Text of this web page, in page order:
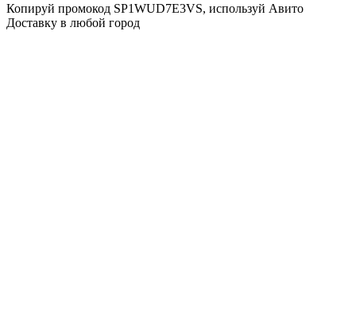
Копируй промокод SP1WUD7E3VS, используй Авито
Доставку в любой город